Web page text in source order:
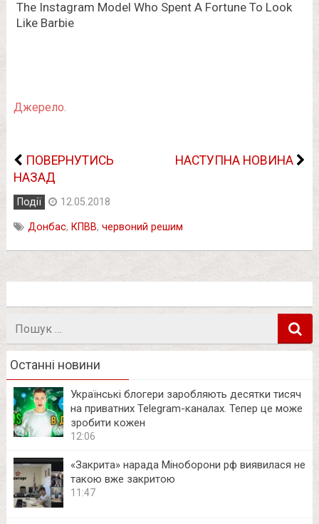
Джерело.
ПОВЕРНУТИСЬ
НАЗАД
НАСТУПНА НОВИНА
Події 12.05.2018
Донбас, КПВВ, червоний решим
Останні новини
Українські блогери заробляють десятки тисяч
на приватних Telegram-каналах. Тепер це може
зробити кожен
12:06
«Закрита» нарада Міноборони рф виявилася не
такою вже закритою
11:47